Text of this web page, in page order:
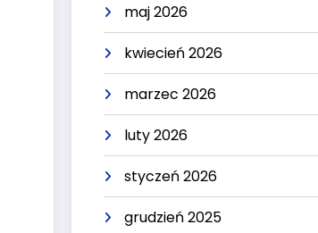
maj 2026
kwiecień 2026
marzec 2026
luty 2026
styczeń 2026
grudzień 2025